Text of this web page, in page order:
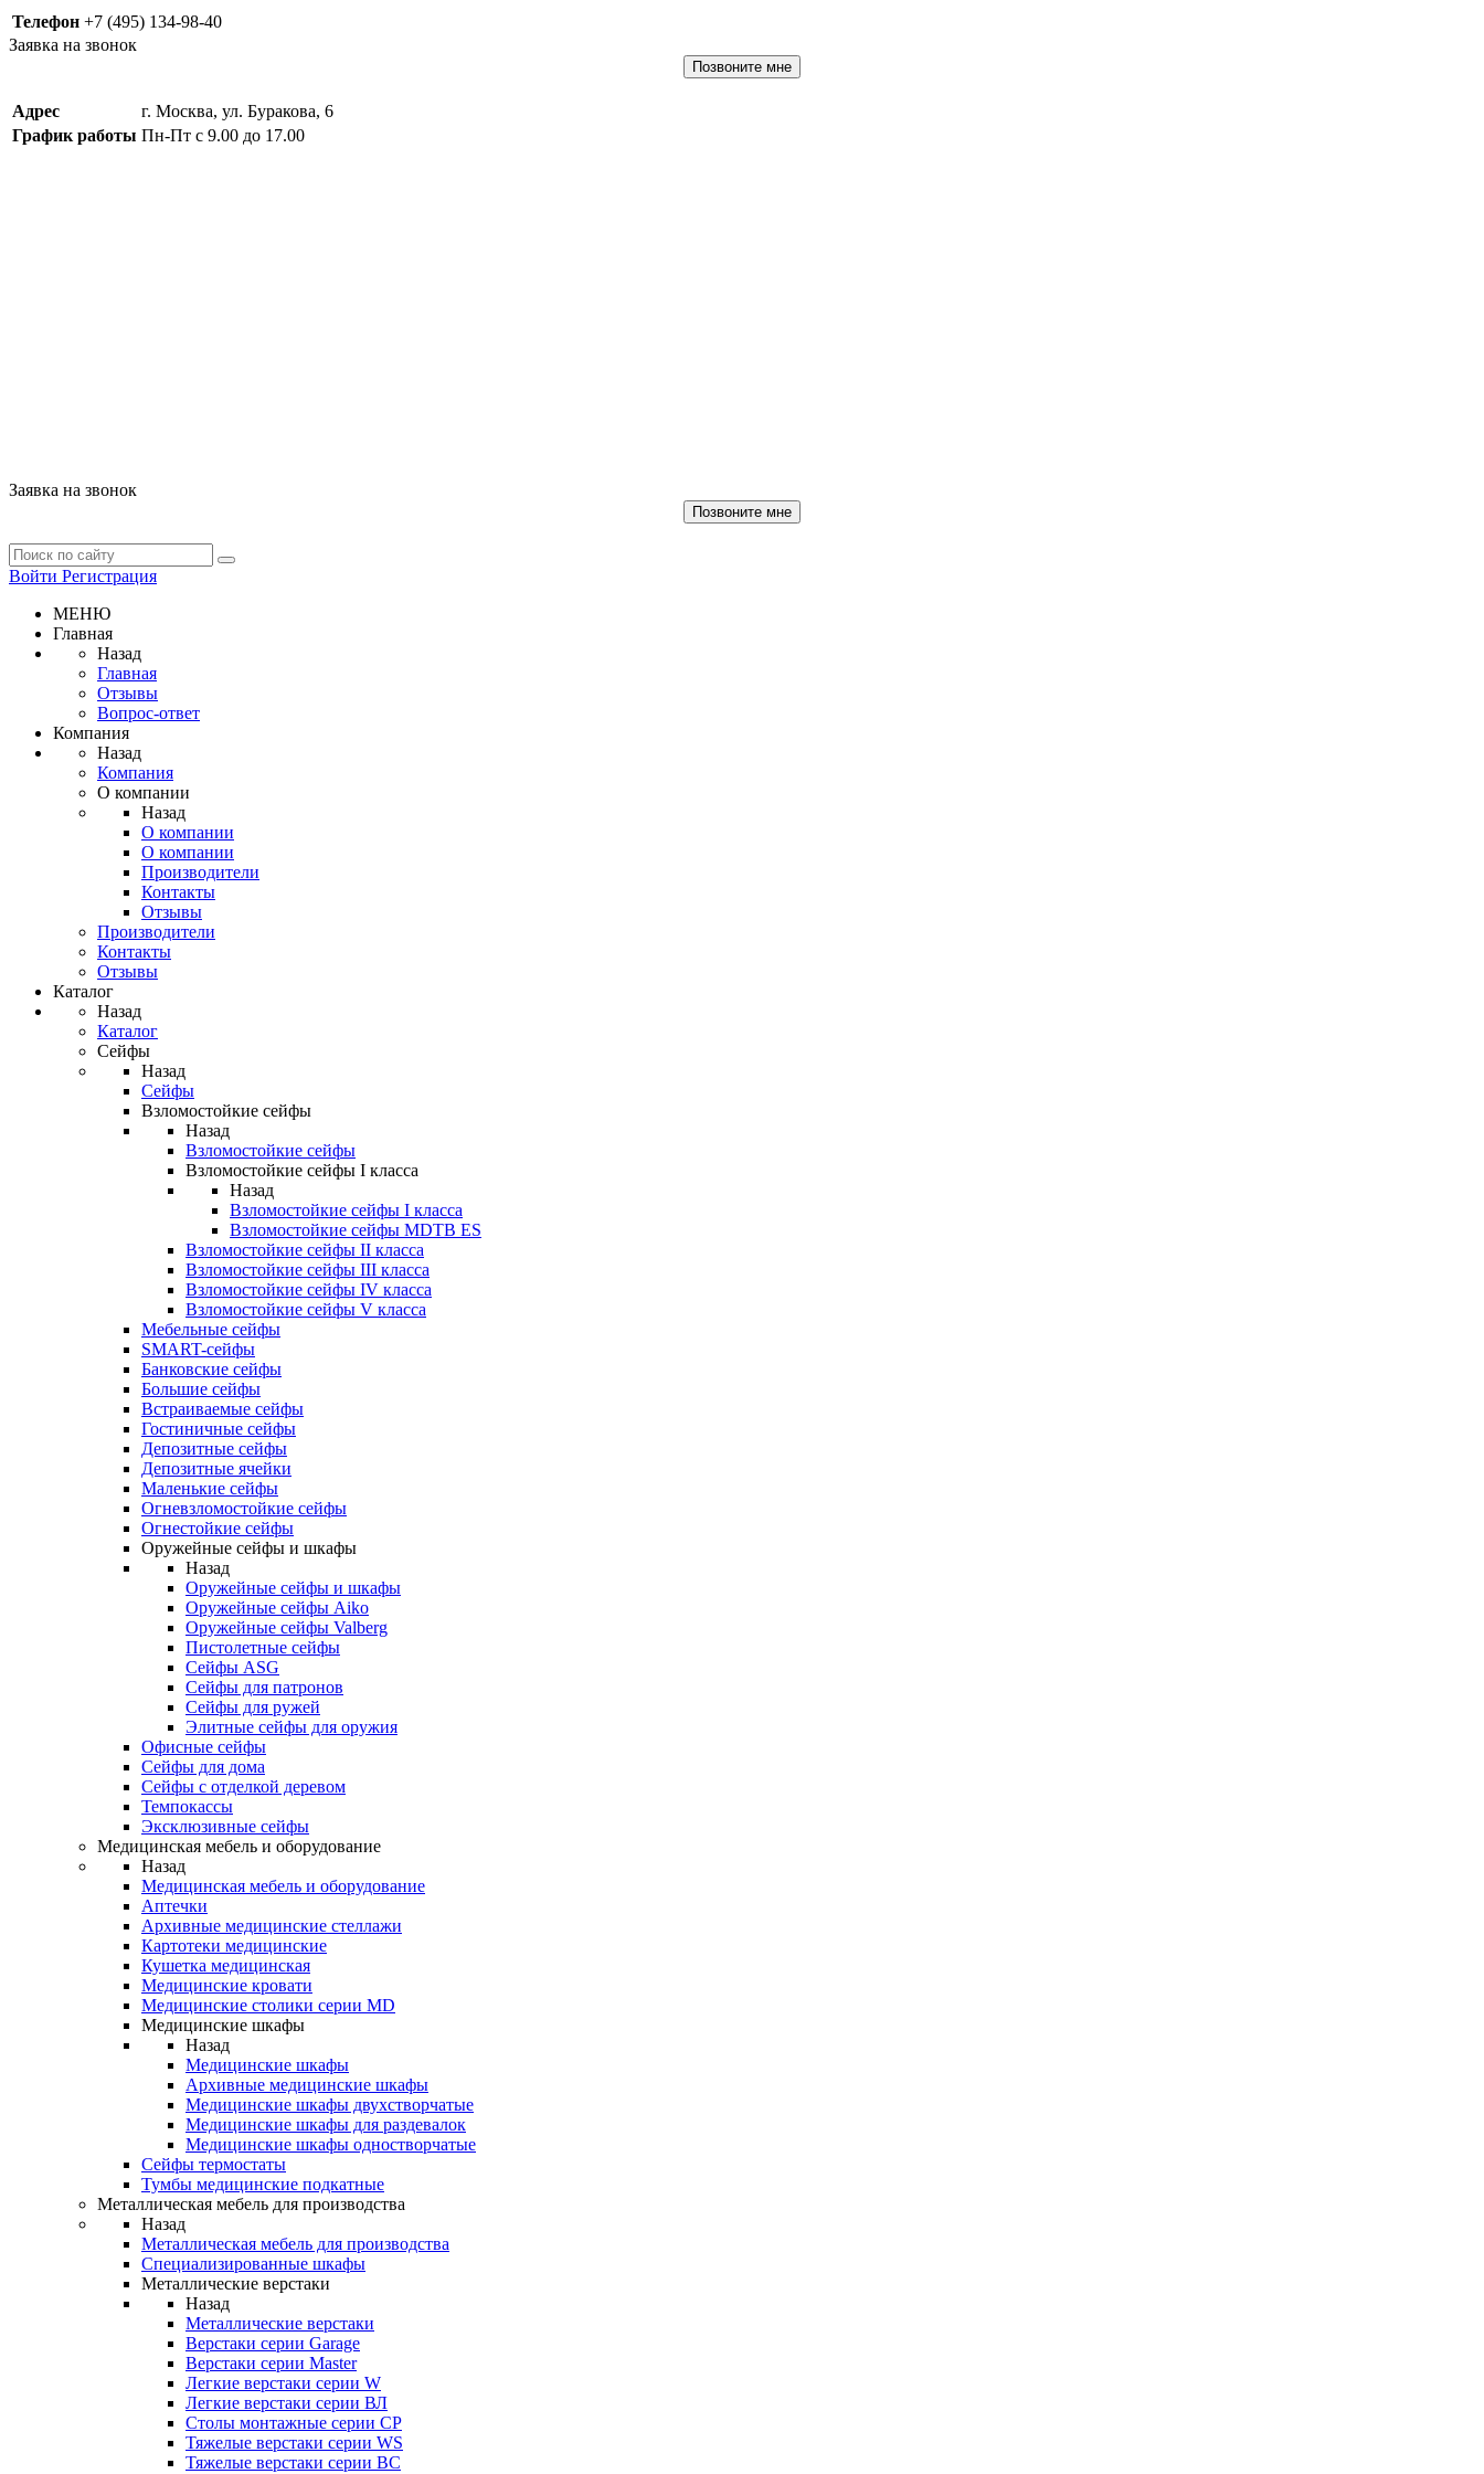
Телефон +7 (495) 134-98-40
Заявка на звонок
Позвоните мне
Адрес
г. Москва, ул. Буракова, 6
График работы Пн-Пт с 9.00 до 17.00
Заявка на звонок
Позвоните мне
Войти Регистрация
МЕНЮ
Главная
Назад
Главная
Отзывы
Вопрос-ответ
Компания
Назад
Компания
О компании
Назад
О компании
О компании
Производители
Контакты
Отзывы
Производители
Контакты
Отзывы
Каталог
Назад
Каталог
Сейфы
Назад
Сейфы
Взломостойкие сейфы
Назад
Взломостойкие сейфы
Взломостойкие сейфы I класса
Назад
Взломостойкие сейфы I класса
Взломостойкие сейфы MDTB ES
Взломостойкие сейфы II класса
Взломостойкие сейфы III класса
Взломостойкие сейфы IV класса
Взломостойкие сейфы V класса
Мебельные сейфы
SMART-сейфы
Банковские сейфы
Большие сейфы
Встраиваемые сейфы
Гостиничные сейфы
Депозитные сейфы
Депозитные ячейки
Маленькие сейфы
Огневзломостойкие сейфы
Огнестойкие сейфы
Оружейные сейфы и шкафы
Назад
Оружейные сейфы и шкафы
Оружейные сейфы Aiko
Оружейные сейфы Valberg
Пистолетные сейфы
Сейфы ASG
Сейфы для патронов
Сейфы для ружей
Элитные сейфы для оружия
Офисные сейфы
Сейфы для дома
Сейфы с отделкой деревом
Темпокассы
Эксклюзивные сейфы
Медицинская мебель и оборудование
Назад
Медицинская мебель и оборудование
Аптечки
Архивные медицинские стеллажи
Картотеки медицинские
Кушетка медицинская
Медицинские кровати
Медицинские столики серии MD
Медицинские шкафы
Назад
Медицинские шкафы
Архивные медицинские шкафы
Медицинские шкафы двухстворчатые
Медицинские шкафы для раздевалок
Медицинские шкафы одностворчатые
Сейфы термостаты
Тумбы медицинские подкатные
Металлическая мебель для производства
Назад
Металлическая мебель для производства
Cпециализированные шкафы
Металлические верстаки
Назад
Металлические верстаки
Верстаки серии Garage
Верстаки серии Master
Легкие верстаки серии W
Легкие верстаки серии ВЛ
Столы монтажные серии СР
Тяжелые верстаки серии WS
Тяжелые верстаки серии ВС